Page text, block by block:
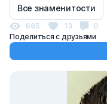
Все знаменитости
665 13 0
Поделиться с друзьями